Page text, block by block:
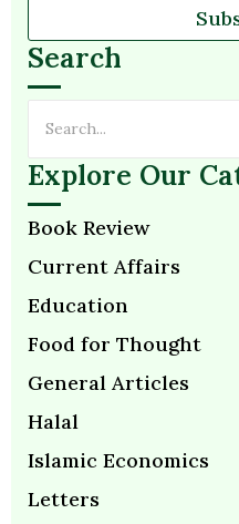
Search
Explore Our
Book Review
Current Affairs
Education
Food for Thought
General Articles
Halal
Islamic Economics
Letters